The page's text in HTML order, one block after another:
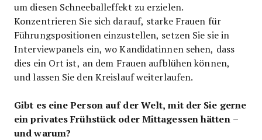
um diesen Schneeballeffekt zu erzielen.
Konzentrieren Sie sich darauf, starke Frauen für
Führungspositionen einzustellen, setzen Sie sie in
Interviewpanels ein, wo Kandidatinnen sehen, dass
dies ein Ort ist, an dem Frauen aufblühen können,
und lassen Sie den Kreislauf weiterlaufen.
Gibt es eine Person auf der Welt, mit der Sie gerne
ein privates Frühstück oder Mittagessen hätten –
und warum?